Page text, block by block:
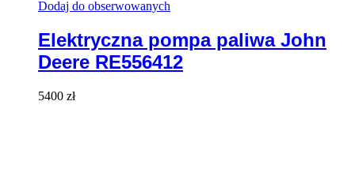
Dodaj do obserwowanych
Elektryczna pompa paliwa John
Deere RE556412
5400 zł